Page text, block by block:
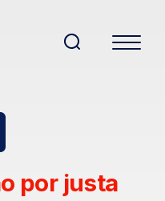
por justa